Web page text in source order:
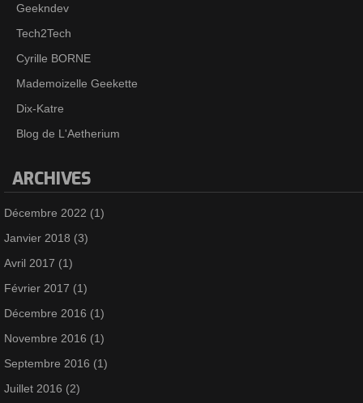
Geekndev
Tech2Tech
Cyrille BORNE
Mademoizelle Geekette
Dix-Katre
Blog de L'Aetherium
ARCHIVES
Décembre 2022 (1)
Janvier 2018 (3)
Avril 2017 (1)
Février 2017 (1)
Décembre 2016 (1)
Novembre 2016 (1)
Septembre 2016 (1)
Juillet 2016 (2)